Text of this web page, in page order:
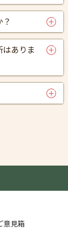
ありま
意見箱